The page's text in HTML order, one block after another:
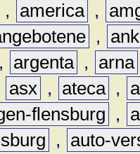
, america ,
,
, argenta , arna
asx , ateca ,
flensburg ,
,
auto-